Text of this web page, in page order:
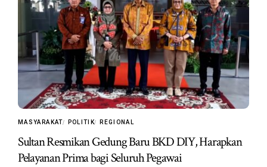
MASYARAKAT POLITIK REGIONAL
Sultan Resmikan Gedung Baru BKD DIY, Harapkan
Pelayanan Prima bagi Seluruh Pegawai